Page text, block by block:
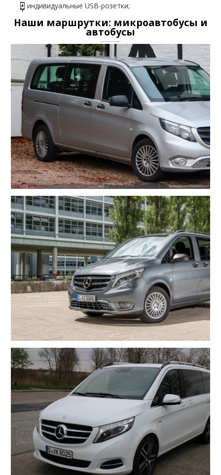
индивидуальные USB-розетки;
Наши маршрутки: микроавтобусы и
автобусы